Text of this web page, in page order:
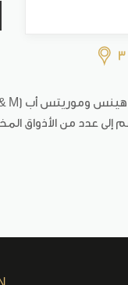
إلى عدد من الأذواق